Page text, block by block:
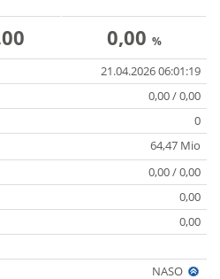
0,00 %
21.04.2026 06:01:19
0,00 / 0,00
0
64,47 Mio
0,00 / 0,00
0,00
0,00
NASO